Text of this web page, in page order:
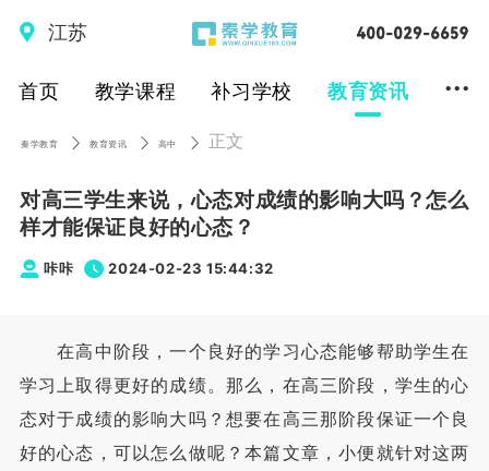
江苏
首页 教学课程 补习学校 教育资讯 ...
秦学教育 教育资讯 高中 正文
对高三学生来说，心态对成绩的影响大吗？怎么
样才能保证良好的心态？
咔咔 2024-02-23 15:44:32
在高中阶段，一个良好的学习心态能够帮助学生在
学习上取得更好的成绩。那么，在高三阶段，学生的心
态对于成绩的影响大吗？想要在高三那阶段保证一个良
好的心态，可以怎么做呢？本篇文章，小便就针对这两